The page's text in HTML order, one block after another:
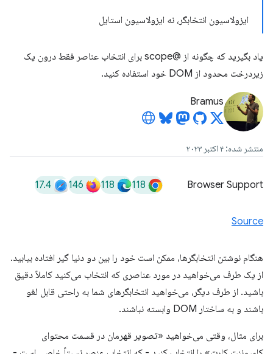
ایزولاسیون انتخابگر، نه ایزولاسیون استایل
یاد بگیرید که چگونه از @scope برای انتخاب عناصر فقط درون یک
زیردرخت محدود از DOM خود استفاده کنید.
Bramus
منتشر شده: ۴ اکتبر ۲۰۲۳
Browser Support
118
118
146
17.4
Source
هنگام نوشتن انتخابگرها، ممکن است خود را بین دو دنیا گیر افتاده بیابید.
از یک طرف می‌خواهید در مورد عناصری که انتخاب می‌کنید کاملاً دقیق
باشید. از طرف دیگر، می‌خواهید انتخابگرهای شما به راحتی قابل لغو
باشند و به ساختار DOM وابسته نباشند.
برای مثال، وقتی می‌خواهید «تصویر قهرمان در قسمت محتوای